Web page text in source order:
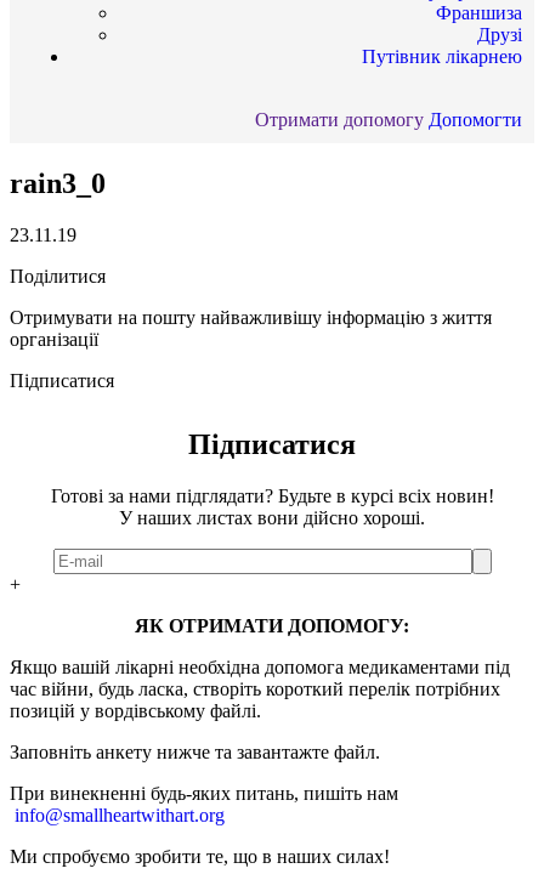
Франшиза
Друзі
Путівник лікарнею
Отримати допомогу Допомогти
rain3_0
23.11.19
Поділитися
Отримувати на пошту найважливішу інформацію з життя
організації
Підписатися
Підписатися
Готові за нами підглядати? Будьте в курсі всіх новин!
У наших листах вони дійсно хороші.
+
ЯК ОТРИМАТИ ДОПОМОГУ:
Якщо вашій лікарні необхідна допомога медикаментами під
час війни, будь ласка, створіть короткий перелік потрібних
позицій у вордівському файлі.
Заповніть анкету нижче та завантажте файл.
При винекненні будь-яких питань, пишіть нам
info@smallheartwithart.org
Ми спробуємо зробити те, що в наших силах!